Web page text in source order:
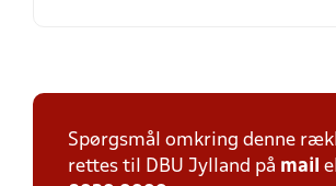
Spørgsmål omkring denne
rettes til DBU Jylland på mail